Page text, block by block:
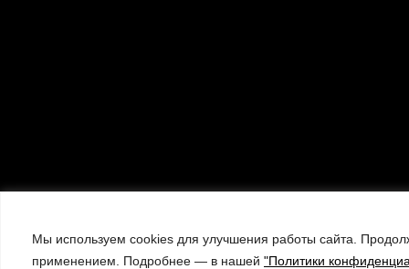
Мы используем cookies для улучшения работы сайта.
применением. Подробнее — в нашей "Политики